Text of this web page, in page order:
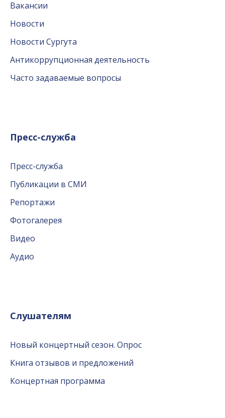
Вакансии
Новости
Новости Сургута
Антикоррупционная деятельность
Часто задаваемые вопросы
Пресс-служба
Пресс-служба
Публикации в СМИ
Репортажи
Фотогалерея
Видео
Аудио
Слушателям
Новый концертный сезон. Опрос
Книга отзывов и предложений
Концертная программа